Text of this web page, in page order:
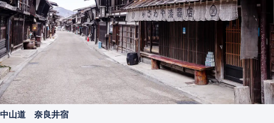
中山道 奈良井宿